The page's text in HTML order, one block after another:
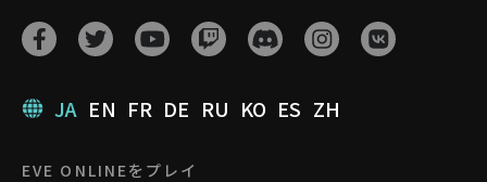
JA EN FR DE RU KO ES ZH
EVE ONLINEをプレイ